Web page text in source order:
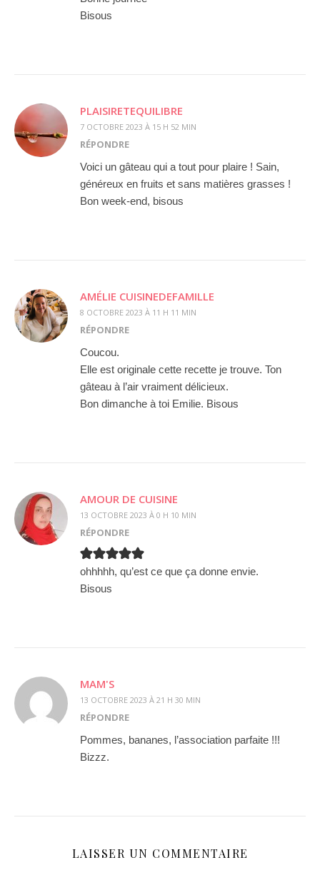
Bisous
PLAISIRETEQUILIBRE
7 OCTOBRE 2023 À 15 H 52 MIN
RÉPONDRE
Voici un gâteau qui a tout pour plaire ! Sain,
généreux en fruits et sans matières grasses !
Bon week-end, bisous
AMÉLIE CUISINEDEFAMILLE
8 OCTOBRE 2023 À 11 H 11 MIN
RÉPONDRE
Coucou.
Elle est originale cette recette je trouve. Ton
gâteau à l’air vraiment délicieux.
Bon dimanche à toi Emilie. Bisous
AMOUR DE CUISINE
13 OCTOBRE 2023 À 0 H 10 MIN
RÉPONDRE
ohhhhh, qu’est ce que ça donne envie.
Bisous
MAM'S
13 OCTOBRE 2023 À 21 H 30 MIN
RÉPONDRE
Pommes, bananes, l’association parfaite !!!
Bizzz.
LAISSER UN COMMENTAIRE